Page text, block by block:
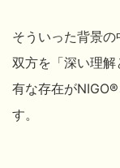
そういった背景
双方を「深い理
有な存在がNIGO®
す。